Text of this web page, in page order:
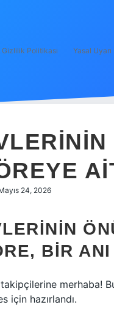
Gizlilik Politikası Yasal Uyarı
24, 2026
BIR ANI
merhaba!
için hazırlandı.